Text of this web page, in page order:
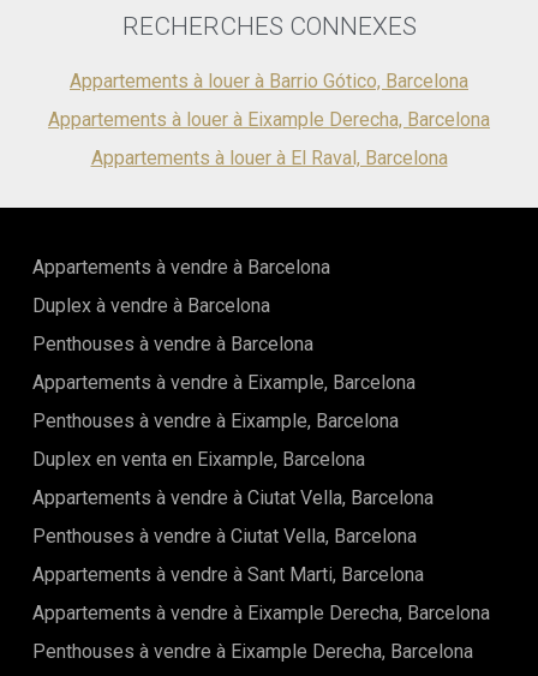
pour organiser une visite !
RECHERCHES CONNEXES
Appartements à louer à Barrio Gótico, Barcelona
Appartements à louer à Eixample Derecha, Barcelona
Appartements à louer à El Raval, Barcelona
Appartements à vendre à Barcelona
Duplex à vendre à Barcelona
Penthouses à vendre à Barcelona
Appartements à vendre à Eixample, Barcelona
Penthouses à vendre à Eixample, Barcelona
Duplex en venta en Eixample, Barcelona
Appartements à vendre à Ciutat Vella, Barcelona
Penthouses à vendre à Ciutat Vella, Barcelona
Appartements à vendre à Sant Marti, Barcelona
Appartements à vendre à Eixample Derecha, Barcelona
Penthouses à vendre à Eixample Derecha, Barcelona